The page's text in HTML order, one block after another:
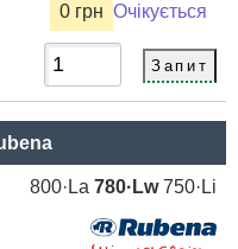
0 грн Очікується
800·La780·Lw750·Li